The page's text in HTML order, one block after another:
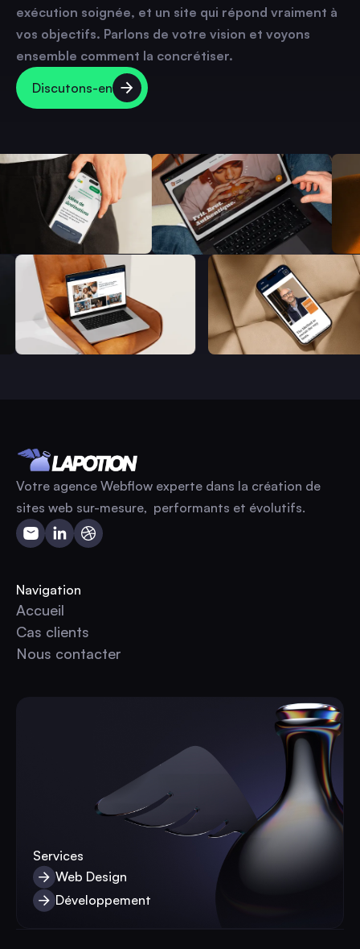
exécution soignée, et un site qui répond vraiment à
vos objectifs. Parlons de votre vision et voyons
ensemble comment la concrétiser.
Discutons-en
Votre agence Webflow experte dans la création de
sites web sur-mesure, performants et évolutifs.
Navigation
Accueil
Accueil
Cas clients
Cas clients
Nous contacter
Services
Web Design
Web Design
Développement